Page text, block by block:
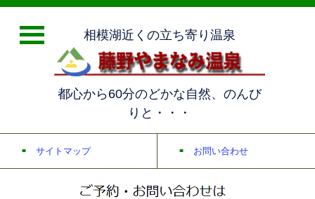
相模湖近くの立ち寄り温泉
都心から60分のどかな自然、のんび
りと・・・
サイトマップ お問い合わせ